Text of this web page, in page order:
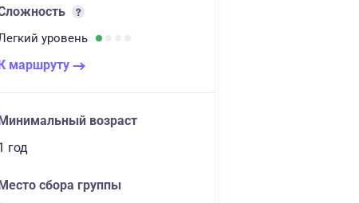
уровень
маршруту
возраст
год
сбора группы